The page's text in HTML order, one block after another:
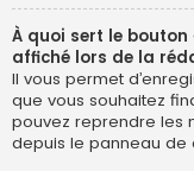
À quoi sert le bouton
affiché lors de la
Il vous permet
que vous souhaitez
pouvez reprendre les
depuis le panneau de